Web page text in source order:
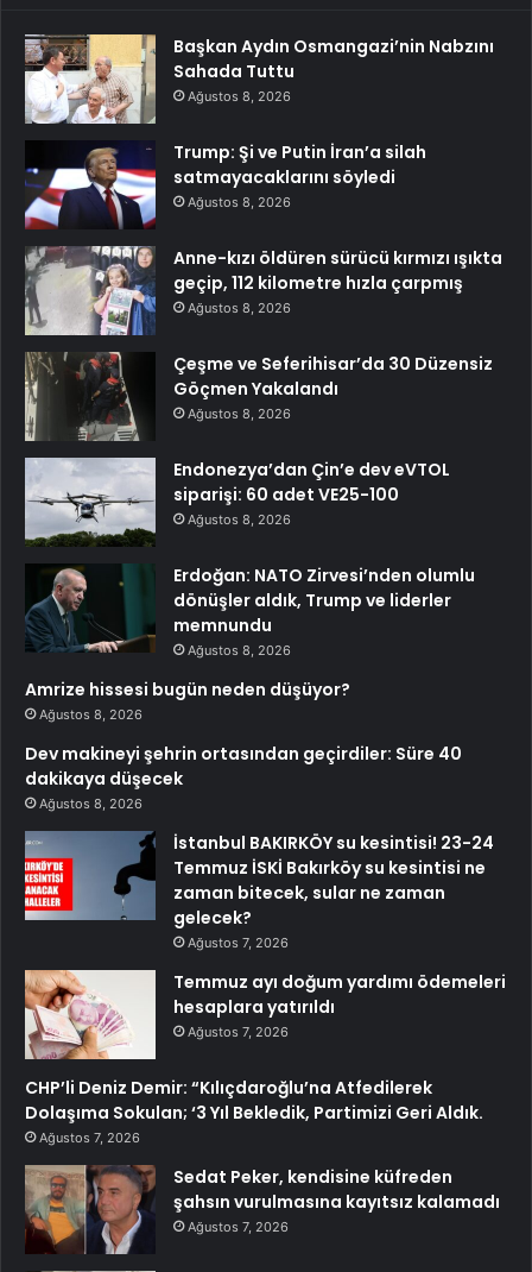
Başkan Aydın Osmangazi’nin Nabzını
Sahada Tuttu
Ağustos 8, 2026
Trump: Şi ve Putin İran’a silah
satmayacaklarını söyledi
Ağustos 8, 2026
Anne-kızı öldüren sürücü kırmızı ışıkta
geçip, 112 kilometre hızla çarpmış
Ağustos 8, 2026
Çeşme ve Seferihisar’da 30 Düzensiz
Göçmen Yakalandı
Ağustos 8, 2026
Endonezya’dan Çin’e dev eVTOL
siparişi: 60 adet VE25-100
Ağustos 8, 2026
Erdoğan: NATO Zirvesi’nden olumlu
dönüşler aldık, Trump ve liderler
memnundu
Ağustos 8, 2026
Amrize hissesi bugün neden düşüyor?
Ağustos 8, 2026
Dev makineyi şehrin ortasından geçirdiler: Süre 40
dakikaya düşecek
Ağustos 8, 2026
İstanbul BAKIRKÖY su kesintisi! 23-24
Temmuz İSKİ Bakırköy su kesintisi ne
zaman bitecek, sular ne zaman
gelecek?
Ağustos 7, 2026
Temmuz ayı doğum yardımı ödemeleri
hesaplara yatırıldı
Ağustos 7, 2026
CHP’li Deniz Demir: “Kılıçdaroğlu’na Atfedilerek
Dolaşıma Sokulan; ‘3 Yıl Bekledik, Partimizi Geri Aldık.
Ağustos 7, 2026
Sedat Peker, kendisine küfreden
şahsın vurulmasına kayıtsız kalamadı
Ağustos 7, 2026